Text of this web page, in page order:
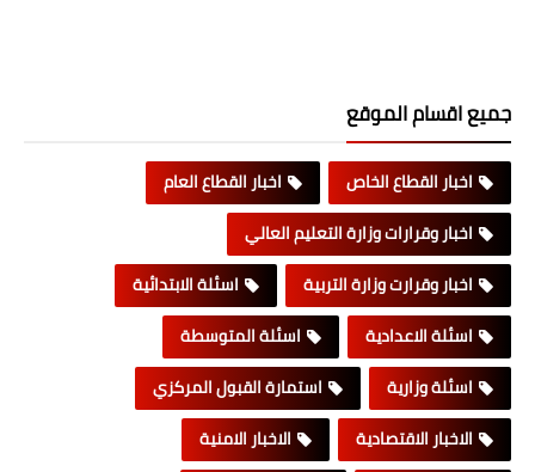
جميع اقسام الموقع
اخبار القطاع الخاص
اخبار القطاع العام
اخبار وقرارات وزارة التعليم العالي
اخبار وقرارت وزارة التربية
اسئلة الابتدائية
اسئلة الاعدادية
اسئلة المتوسطة
اسئلة وزارية
استمارة القبول المركزي
الاخبار الاقتصادية
الاخبار الامنية